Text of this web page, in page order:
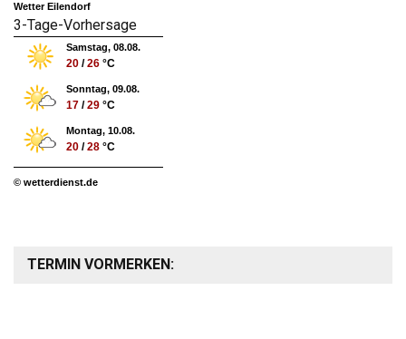
Wetter Eilendorf
3-Tage-Vorhersage
Samstag, 08.08.
20 /26 °C
Sonntag, 09.08.
17 /29 °C
Montag, 10.08.
20 /28 °C
© wetterdienst.de
TERMIN VORMERKEN: